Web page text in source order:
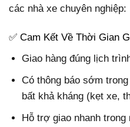
các nhà xe chuyên nghiệp:
✅ Cam Kết Về Thời Gian
Giao hàng đúng lịch
Có thông báo sớm
bất khả kháng (kẹt xe,
Hỗ trợ giao nhanh